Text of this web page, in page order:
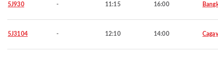
5J930 - 11:15 16:00
5J3104 - 12:10 14:00